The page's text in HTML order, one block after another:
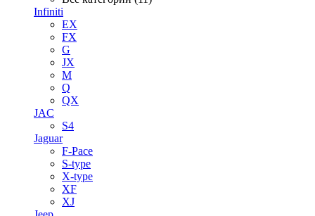
Infiniti
EX
FX
G
JX
M
Q
QX
JAC
S4
Jaguar
F-Pace
S-type
X-type
XF
XJ